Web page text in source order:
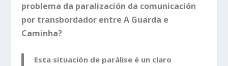
problema da paralización da comunicación
por transbordador entre A Guarda e
Caminha?
Esta situación de parálise é un claro